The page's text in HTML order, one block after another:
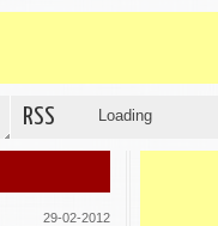
RSS Loading
29-02-2012